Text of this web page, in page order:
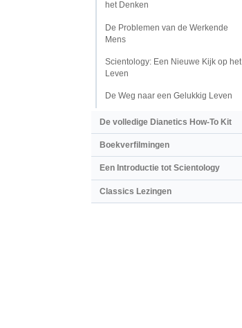
het Denken
De Problemen van de Werkende
Mens
Scientology: Een Nieuwe Kijk op het
Leven
De Weg naar een Gelukkig Leven
De volledige Dianetics How-To Kit
Boekverfilmingen
Een Introductie tot Scientology
Classics Lezingen